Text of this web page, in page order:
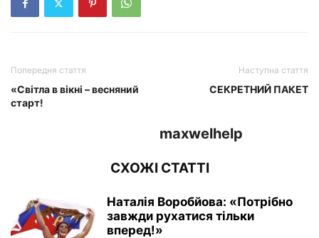
Попередня стаття
«Світла в вікні – весняний
старт!
Наступна стаття
СЕКРЕТНИЙ ПАКЕТ
maxwelhelp
СХОЖІ СТАТТІ
Наталія Воробйова: «Потрібно
завжди рухатися тільки
вперед!»